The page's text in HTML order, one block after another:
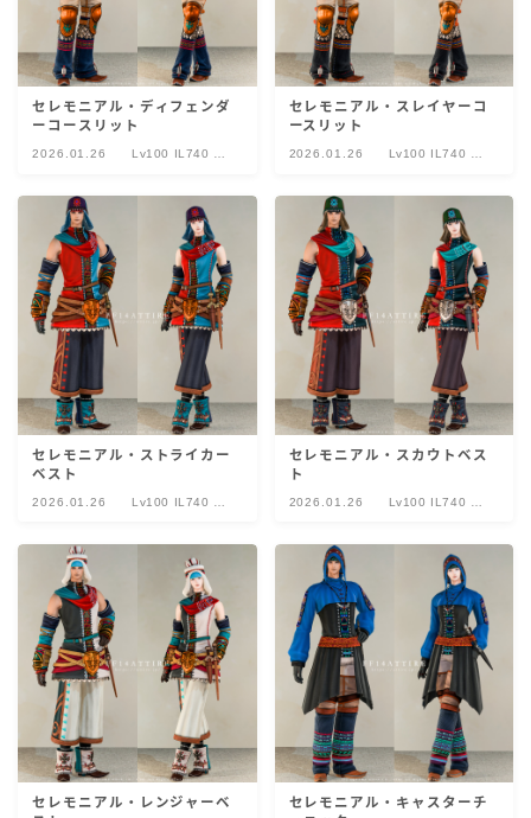
セレモニアル・ディフェンダ
ーコースリット
2026.01.26
Lv100 IL740 セ
セレモニアル・スレイヤーコ
ースリット
2026.01.26
Lv100 IL740 セ
セレモニアル・ストライカー
ベスト
2026.01.26
Lv100 IL740 セ
セレモニアル・スカウトベス
ト
2026.01.26
Lv100 IL740 セ
セレモニアル・レンジャーベ
セレモニアル・キャスターチ